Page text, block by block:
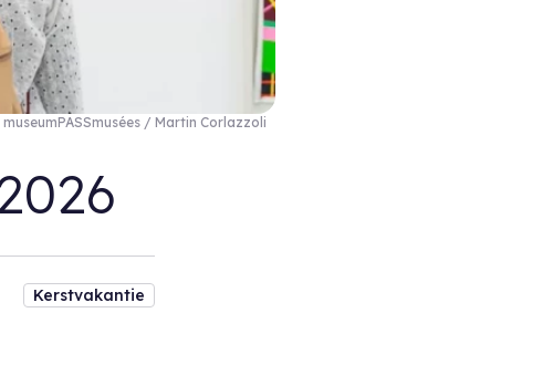
/ Martin Corlazzoli
Kerstvakantie